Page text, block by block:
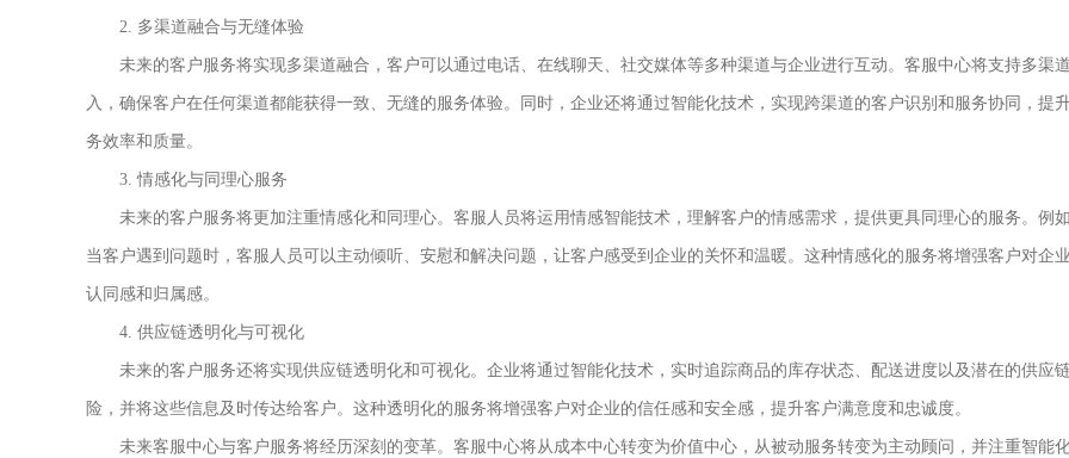
2. 多渠道融合与无缝体验
未来的客户服务将实现多渠道融合，客户可以通过电话、在线聊天、社交媒体等多种渠道与企业进行互动。客服中心将支持多渠
入，确保客户在任何渠道都能获得一致、无缝的服务体验。同时，企业还将通过智能化技术，实现跨渠道的客户识别和服务协同，提
务效率和质量。
3. 情感化与同理心服务
未来的客户服务将更加注重情感化和同理心。客服人员将运用情感智能技术，理解客户的情感需求，提供更具同理心的服务。例如
当客户遇到问题时，客服人员可以主动倾听、安慰和解决问题，让客户感受到企业的关怀和温暖。这种情感化的服务将增强客户对企
认同感和归属感。
4. 供应链透明化与可视化
未来的客户服务还将实现供应链透明化和可视化。企业将通过智能化技术，实时追踪商品的库存状态、配送进度以及潜在的供应
险，并将这些信息及时传达给客户。这种透明化的服务将增强客户对企业的信任感和安全感，提升客户满意度和忠诚度。
未来客服中心与客户服务将经历深刻的变革。客服中心将从成本中心转变为价值中心，从被动服务转变为主动顾问，并注重智能